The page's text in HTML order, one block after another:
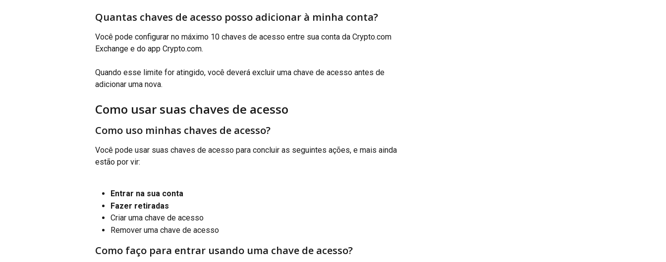
Quantas chaves de acesso posso adicionar à minha conta?
Você pode configurar no máximo 10 chaves de acesso entre sua conta da Crypto.com
Exchange e do app Crypto.com.
Quando esse limite for atingido, você deverá excluir uma chave de acesso antes de
adicionar uma nova.
Como usar suas chaves de acesso
Como uso minhas chaves de acesso?
Você pode usar suas chaves de acesso para concluir as seguintes ações, e mais ainda
estão por vir:
Entrar na sua conta
Fazer retiradas
Criar uma chave de acesso
Remover uma chave de acesso
Como faço para entrar usando uma chave de acesso?